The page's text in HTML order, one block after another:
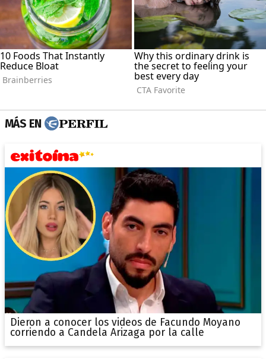
MÁS EN
Dieron a conocer los videos de Facundo Moyano
corriendo a Candela Arizaga por la calle